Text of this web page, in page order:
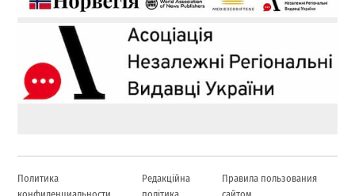
Политика
Редакційна
Правила пользования